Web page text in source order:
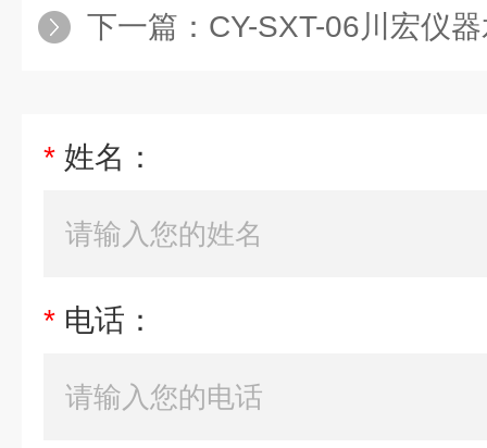
下一篇： CY-SXT-06川宏仪器水
* 姓名：
* 电话：